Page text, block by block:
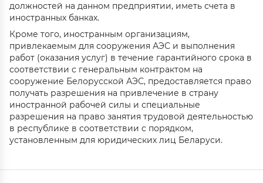
должностей на данном предприятии, иметь счета в
иностранных банках.
Кроме того, иностранным организациям,
привлекаемым для сооружения АЭС и выполнения
работ (оказания услуг) в течение гарантийного срока в
соответствии с генеральным контрактом на
сооружение Белорусской АЭС, предоставляется право
получать разрешения на привлечение в страну
иностранной рабочей силы и специальные
разрешения на право занятия трудовой деятельностью
в республике в соответствии с порядком,
установленным для юридических лиц Беларуси.